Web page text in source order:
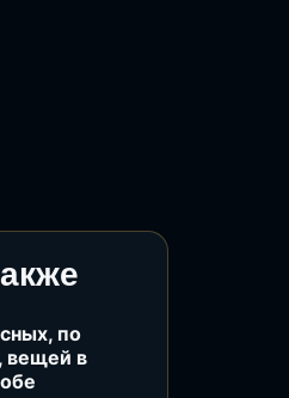
по
вещей в